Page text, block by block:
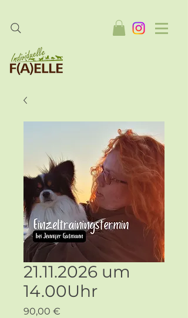
21.11.2026 um
14.00Uhr
90,00 €